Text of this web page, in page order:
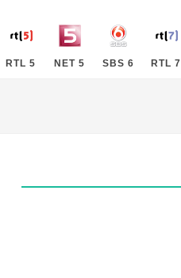
RTL 5 NET 5 SBS 6 RTL 7